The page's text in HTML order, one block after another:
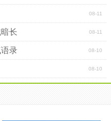
，就可能在勇于进取的奋斗
08-11
08-11
长
08-10
录
08-10